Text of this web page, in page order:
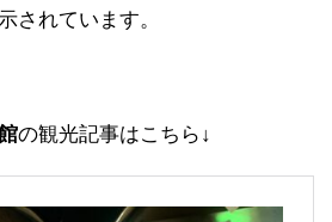
されています。
の観光記事はこちら↓